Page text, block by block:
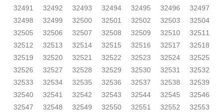
32491
32492 32493 32494 32495 32496
32497
32498
32499 32500 32501 32502 32503
32504
32505
32506 32507 32508 32509 32510
32511
32512
32513 32514 32515 32516 32517
32518
32519
32520 32521 32522 32523 32524
32525
32526
32527 32528 32529 32530 32531
32532
32533
32534 32535 32536 32537 32538
32539
32540
32541 32542 32543 32544 32545
32546
32547
32548 32549 32550 32551 32552
32553